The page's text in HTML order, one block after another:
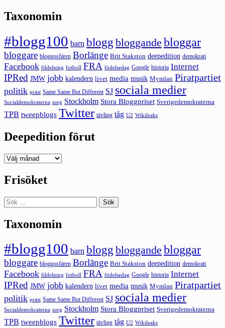
Taxonomin
#blogg100 barn blogg bloggande bloggar
bloggare bloggosfären Borlänge Brit Stakston deepedition demokrati
Facebook fildelning fotboll FRA födelsedag Google historia Internet
IPRed JMW jobb kalendern livet media musik Mymlan Piratpartiet
politik präst Same Same But Different SJ sociala medier
Socialdemokraterna sorg Stockholm Stora Bloggpriset Sverigedemokraterna
TPB tweepblogs Twitter tävling tåg U2 Wikileaks
Deepedition förut
Deepedition
Frisöket
Sök
efter:
Taxonomin
#blogg100 barn blogg bloggande bloggar
bloggare bloggosfären Borlänge Brit Stakston deepedition demokrati
Facebook fildelning fotboll FRA födelsedag Google historia Internet
IPRed JMW jobb kalendern livet media musik Mymlan Piratpartiet
politik präst Same Same But Different SJ sociala medier
Socialdemokraterna sorg Stockholm Stora Bloggpriset Sverigedemokraterna
TPB tweepblogs Twitter tävling tåg U2 Wikileaks